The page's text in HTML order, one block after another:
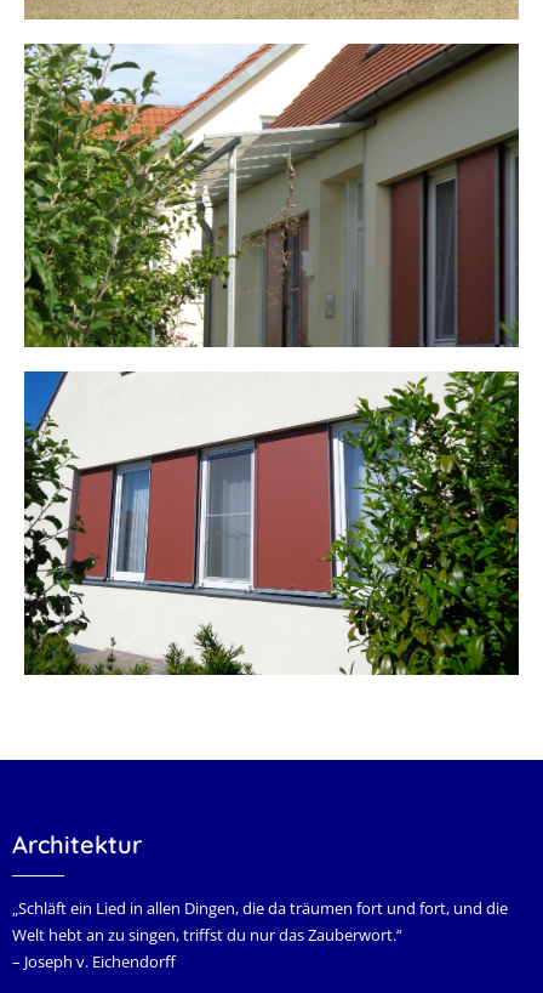
Architektur
„Schläft ein Lied in allen Dingen, die da träumen fort und fort, und die
Welt hebt an zu singen, triffst du nur das Zauberwort.“
– Joseph v. Eichendorff